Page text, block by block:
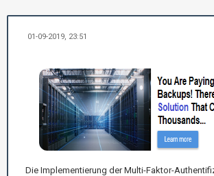
01-09-2019, 23:51
Die Implementierung der Multi-Faktor-